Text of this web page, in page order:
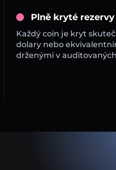
Plně kryté rezervy
Každý coin je kryt
dolary nebo
drženými v